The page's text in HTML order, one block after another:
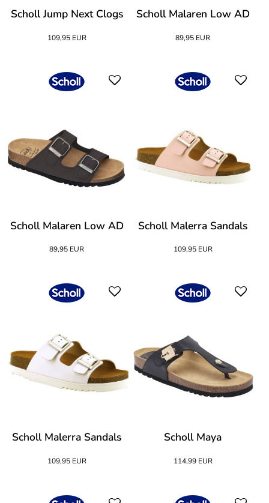
Scholl Jump Next Clogs
109,95 EUR
Scholl Malaren Low AD
89,95 EUR
Scholl Malaren Low AD
89,95 EUR
Scholl Malerra Sandals
109,95 EUR
Scholl Malerra Sandals
109,95 EUR
Scholl Maya
114,99 EUR